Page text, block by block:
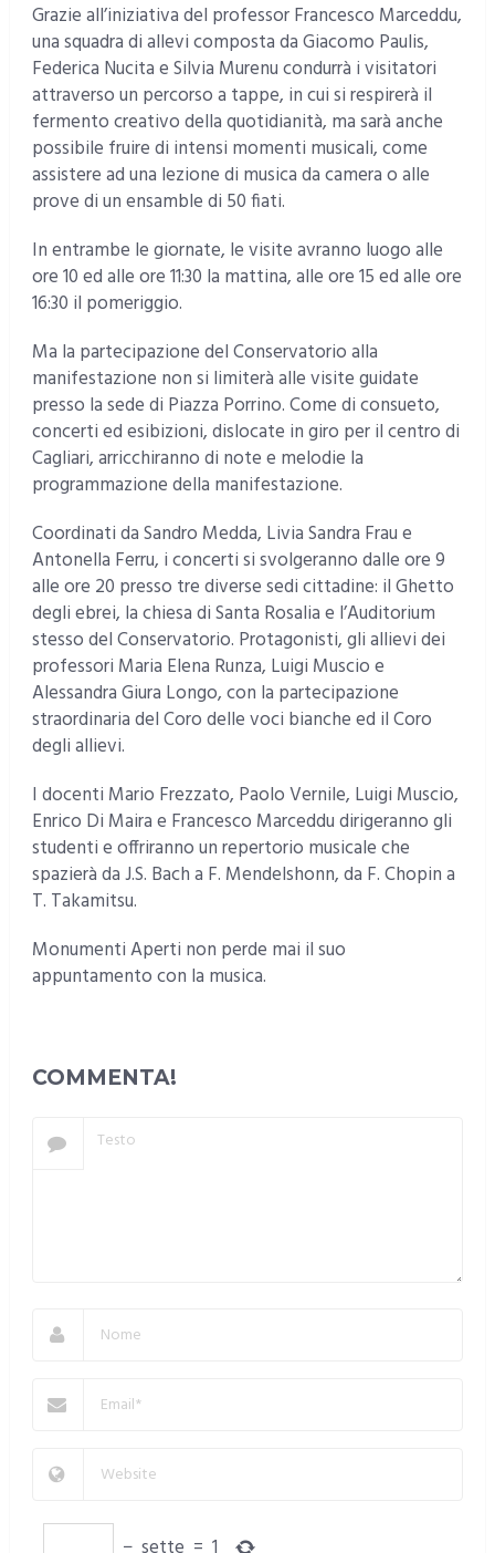
Grazie all’iniziativa del professor Francesco Marceddu,
una squadra di allevi composta da Giacomo Paulis,
Federica Nucita e Silvia Murenu condurrà i visitatori
attraverso un percorso a tappe, in cui si respirerà il
fermento creativo della quotidianità, ma sarà anche
possibile fruire di intensi momenti musicali, come
assistere ad una lezione di musica da camera o alle
prove di un ensamble di 50 fiati.
In entrambe le giornate, le visite avranno luogo alle
ore 10 ed alle ore 11:30 la mattina, alle ore 15 ed alle ore
16:30 il pomeriggio.
Ma la partecipazione del Conservatorio alla
manifestazione non si limiterà alle visite guidate
presso la sede di Piazza Porrino. Come di consueto,
concerti ed esibizioni, dislocate in giro per il centro di
Cagliari, arricchiranno di note e melodie la
programmazione della manifestazione.
Coordinati da Sandro Medda, Livia Sandra Frau e
Antonella Ferru, i concerti si svolgeranno dalle ore 9
alle ore 20 presso tre diverse sedi cittadine: il Ghetto
degli ebrei, la chiesa di Santa Rosalia e l’Auditorium
stesso del Conservatorio. Protagonisti, gli allievi dei
professori Maria Elena Runza, Luigi Muscio e
Alessandra Giura Longo, con la partecipazione
straordinaria del Coro delle voci bianche ed il Coro
degli allievi.
I docenti Mario Frezzato, Paolo Vernile, Luigi Muscio,
Enrico Di Maira e Francesco Marceddu dirigeranno gli
studenti e offriranno un repertorio musicale che
spazierà da J.S. Bach a F. Mendelshonn, da F. Chopin a
T. Takamitsu.
Monumenti Aperti non perde mai il suo
appuntamento con la musica.
COMMENTA!